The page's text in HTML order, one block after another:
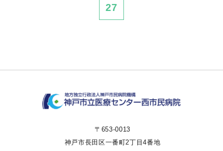
27
〒653-0013
神戸市長田区一番町2丁目4番地